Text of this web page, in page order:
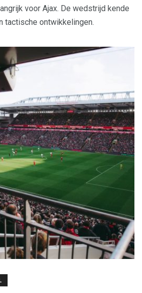
voor Ajax. De wedstrijd kende
tactische ontwikkelingen.